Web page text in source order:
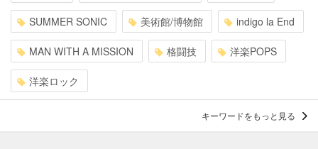
SUMMER SONIC 美術館/博物館 indigo la End
MAN WITH A MISSION 格闘技 洋楽POPS
洋楽ロック
キーワードをもっと見る